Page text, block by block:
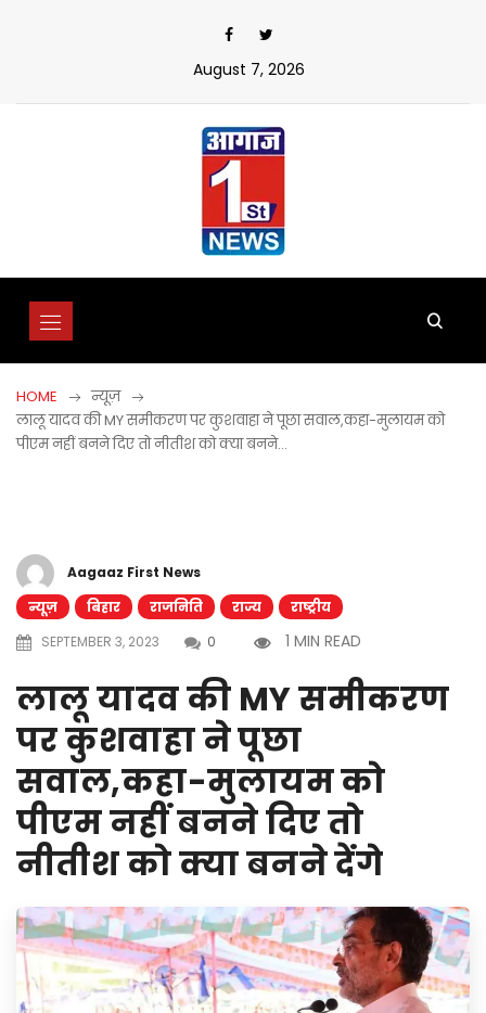
August 7, 2026
HOME
न्यूज़
लालू यादव की MY समीकरण पर कुशवाहा ने पूछा सवाल,कहा-मुलायम को
पीएम नहीं बनने दिए तो नीतीश को क्या बनने…
Aagaaz First News
न्यूज़
बिहार राजनिति राज्य
राष्ट्रीय
SEPTEMBER 3, 2023
0 1 MIN READ
लालू यादव की MY समीकरण
पर कुशवाहा ने पूछा
सवाल,कहा-मुलायम को
पीएम नहीं बनने दिए तो
नीतीश को क्या बनने देंगे